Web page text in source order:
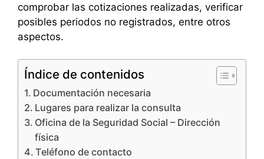
comprobar las cotizaciones realizadas, verificar
posibles periodos no registrados, entre otros
aspectos.
Índice de contenidos
Documentación necesaria
Lugares para realizar la consulta
Oficina de la Seguridad Social – Dirección
física
Teléfono de contacto